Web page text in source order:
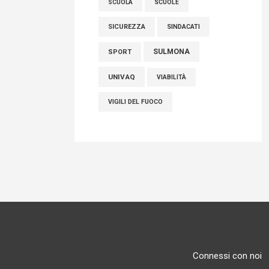
SCUOLA SCUOLE
SICUREZZA SINDACATI
SPORT SULMONA
UNIVAQ VIABILITÀ
VIGILI DEL FUOCO
Connessi con noi